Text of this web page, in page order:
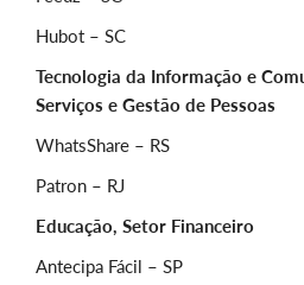
Hubot – SC
Tecnologia da Informação e
Serviços e Gestão de Pessoas
WhatsShare – RS
Patron – RJ
Educação, Setor Financeiro
Antecipa Fácil – SP